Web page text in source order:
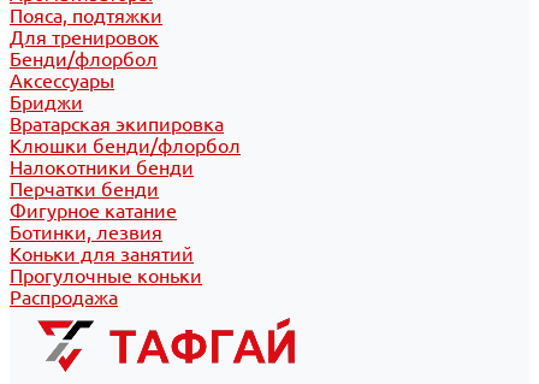
Пояса, подтяжки
Для тренировок
Бенди/флорбол
Аксессуары
Бриджи
Вратарская экипировка
Клюшки бенди/флорбол
Налокотники бенди
Перчатки бенди
Фигурное катание
Ботинки, лезвия
Коньки для занятий
Прогулочные коньки
Распродажа